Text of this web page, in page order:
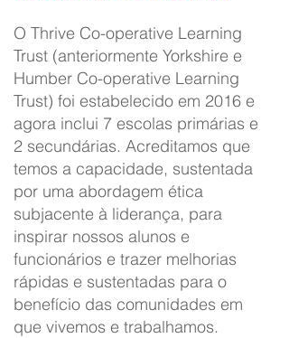
O Thrive Co-operative Learning
Trust (anteriormente Yorkshire e
Humber Co-operative Learning
Trust) foi estabelecido em 2016 e
agora inclui 7 escolas primárias e
2 secundárias. Acreditamos que
temos a capacidade, sustentada
por uma abordagem ética
subjacente à liderança, para
inspirar nossos alunos e
funcionários e trazer melhorias
rápidas e sustentadas para o
benefício das comunidades em
que vivemos e trabalhamos.